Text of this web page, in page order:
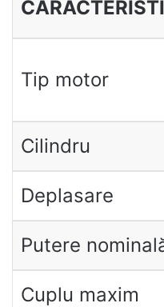
Tip motor
Cilindru
Deplasare
Putere
Cuplu maxim